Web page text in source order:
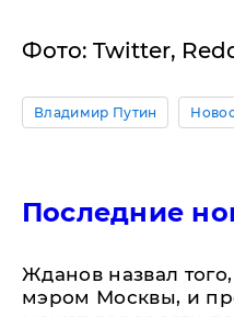
Фото: Twitter,
Владимир Путин
Последние
Жданов назвал того,
мэром Москвы, и